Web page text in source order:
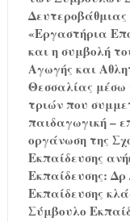
«Εργαστήρια
και η συμβολή
Αγωγής και
Θεσσαλίας μέσω
τριών που
παιδαγωγική –
οργάνωση της
Εκπαίδευσης
Εκπαίδευσης:
Εκπαίδευσης
Σύμβουλο